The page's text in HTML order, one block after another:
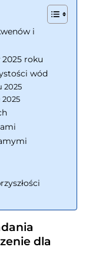
i
2025 roku
wód
2025
dla